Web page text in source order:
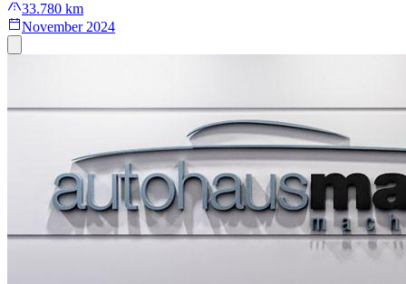
33.780 km
November 2024